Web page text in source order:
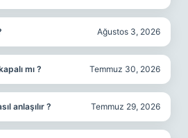
Ağustos 3, 2026
mı ? Temmuz 30, 2026
anlaşılır ? Temmuz 29, 2026